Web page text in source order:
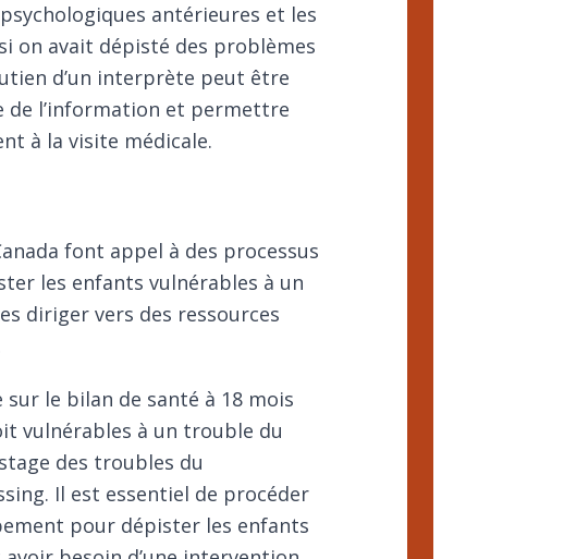
antérieures et les
on avait dépisté des problèmes
d’un interprète peut être
de l’information et permettre
à la visite médicale.
font appel à des processus
les enfants vulnérables à un
diriger vers des ressources
sur le bilan de santé à 18 mois
vulnérables à un trouble du
des troubles du
. Il est essentiel de procéder
pour dépister les enfants